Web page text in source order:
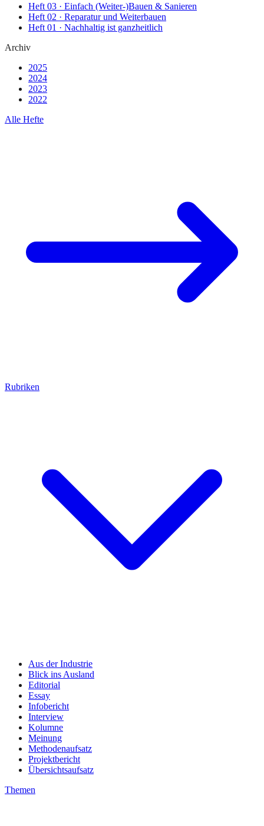
Heft 03 · Einfach (Weiter-)Bauen & Sanieren
Heft 02 · Reparatur und Weiterbauen
Heft 01 · Nachhaltig ist ganzheitlich
Archiv
2025
2024
2023
2022
Alle Hefte
Rubriken
Aus der Industrie
Blick ins Ausland
Editorial
Essay
Infobericht
Interview
Kolumne
Meinung
Methodenaufsatz
Projektbericht
Übersichtsaufsatz
Themen